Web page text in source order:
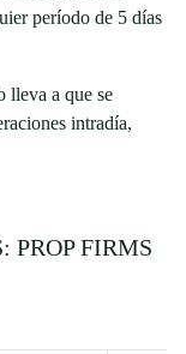
período de 5 días
lleva a que se
intradía,
PROP FIRMS